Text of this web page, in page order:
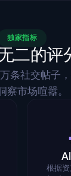
独家指标
二的评
条社交帖子
察市场喧嚣。
根据